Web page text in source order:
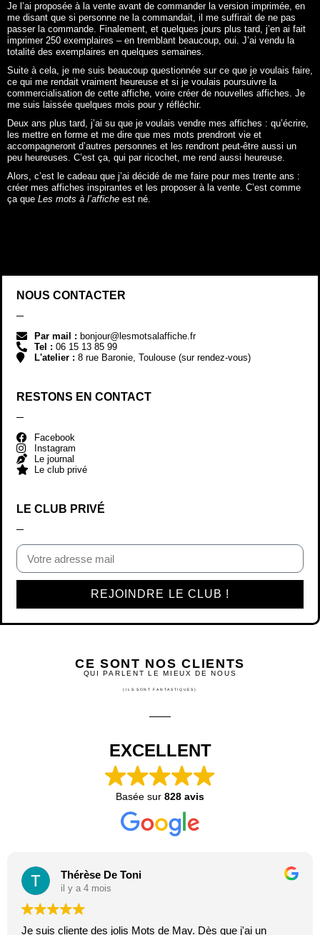
Je l’ai proposée à la vente avant de commander la version imprimée, en
me disant que si personne ne la commandait, il me suffirait de ne pas
passer la commande. Finalement, et quelques jours plus tard, j’en ai fait
imprimer 250 exemplaires – en tremblant beaucoup, oui. J’ai vendu la
totalité des exemplaires en quelques semaines.
Suite à cela, je me suis beaucoup questionnée sur ce que je voulais faire,
ce qui me rendait vraiment heureuse et si je voulais poursuivre la
commercialisation de cette affiche, voire créer de nouvelles affiches. Je
me suis laissée quelques mois pour y réfléchir.
Deux ans plus tard, j’ai su que je voulais vendre mes affiches : qu’écrire,
les mettre en forme et me dire que mes mots prendront vie et
accompagneront d’autres personnes et les rendront peut-être aussi un
peu heureuses. C’est ça, qui par ricochet, me rend aussi heureuse.
Alors, c’est le cadeau que j’ai décidé de me faire pour mes trente ans :
créer mes affiches inspirantes et les proposer à la vente. C’est comme
ça que Les mots à l’affiche est né.
NOUS CONTACTER
Par mail : bonjour@lesmotsalaffiche.fr
Tel : 06 15 13 85 99
L'atelier : 8 rue Baronie, Toulouse (sur rendez-vous)
RESTONS EN CONTACT
Facebook
Instagram
Le journal
Le club privé
LE CLUB PRIVÉ
REJOINDRE LE CLUB !
CE SONT NOS CLIENTS
QUI PARLENT LE MIEUX DE NOUS
(ILS SONT FANTASTIQUES)
EXCELLENT
Basée sur 828 avis
Thérèse De Toni
il y a 4 mois
Je suis cliente des jolis Mots de May. Dès que j'ai un